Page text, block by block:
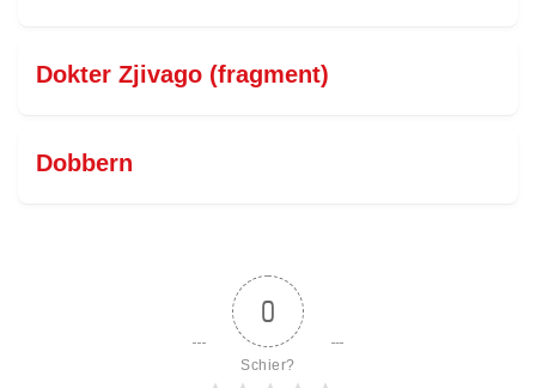
Dokter Zjivago (fragment)
Dobbern
0
Schier?